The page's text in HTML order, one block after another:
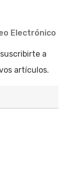
Electrónico
a
artículos.